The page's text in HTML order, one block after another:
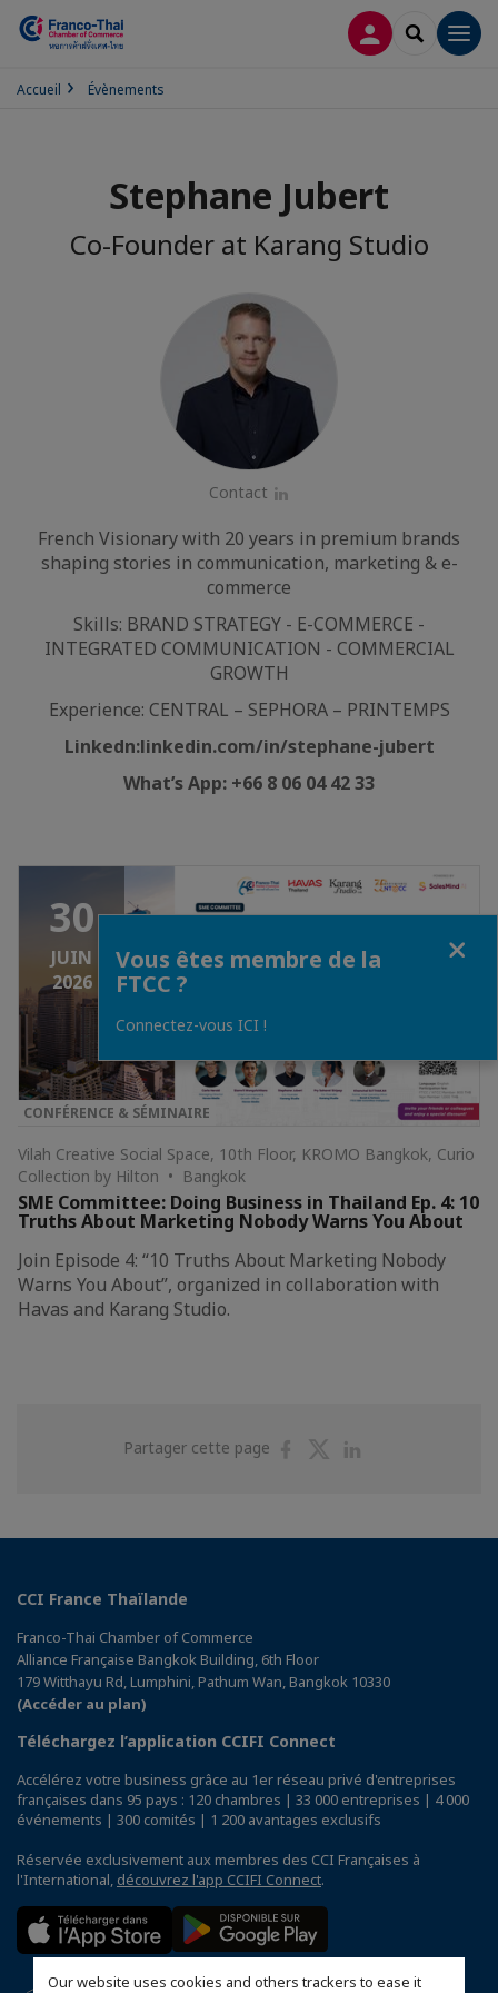
Our website uses cookies and others trackers to ease it
CONNEXION
Accueil Évènements
Stephane Jubert
Co-Founder at Karang Studio
Contact
French Visionary with 20 years in premium brands
shaping stories in communication, marketing & e-
commerce
Skills: BRAND STRATEGY - E-COMMERCE -
INTEGRATED COMMUNICATION - COMMERCIAL
GROWTH
Experience: CENTRAL – SEPHORA – PRINTEMPS
Linkedn:linkedin.com/in/stephane-jubert
What’s App: +66 8 06 04 42 33
30
JUIN
2026
CONFÉRENCE & SÉMINAIRE
Vilah Creative Social Space, 10th Floor, KROMO Bangkok, Curio
Collection by Hilton • Bangkok
SME Committee: Doing Business in Thailand Ep. 4: 10
Truths About Marketing Nobody Warns You About
Join Episode 4: “10 Truths About Marketing Nobody
Warns You About”, organized in collaboration with
Havas and Karang Studio.
Partager cette page
PartagerPartager
CCI France Thaïlande
Franco-Thai Chamber of Commerce
Alliance Française Bangkok Building, 6th Floor
179 Witthayu Rd, Lumphini, Pathum Wan, Bangkok 10330
(Accéder au plan)
Téléchargez l’application CCIFI Connect
Accélérez votre business grâce au 1er réseau privé d'entreprises
françaises dans 95 pays : 120 chambres | 33 000 entreprises | 4 000
événements | 300 comités | 1 200 avantages exclusifs
Réservée exclusivement aux membres des CCI Françaises à
l'International, découvrez l'app CCIFI Connect.
Vous êtes membre de la
FTCC ?
Connectez-vous ICI !